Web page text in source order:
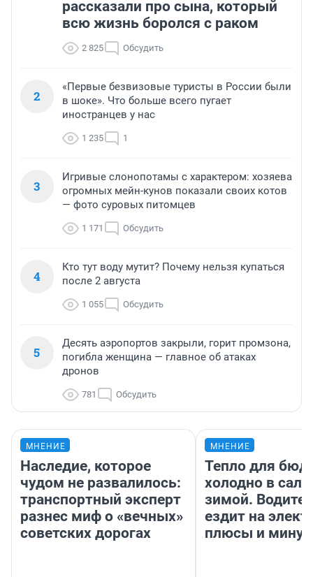
рассказали про сына, который
всю жизнь боролся с раком
2 825 Обсудить
2
«Первые безвизовые туристы в России были
в шоке». Что больше всего пугает
иностранцев у нас
1 235 1
3
Игривые слонопотамы с характером: хозяева
огромных мейн-кунов показали своих котов
— фото суровых питомцев
1 171 Обсудить
4
Кто тут воду мутит? Почему нельзя купаться
после 2 августа
1 055 Обсудить
5
Десять аэропортов закрыли, горит промзона,
погибла женщина — главное об атаках
дронов
781 Обсудить
МНЕНИЕ
Наследие, которое
чудом не развалилось:
транспортный эксперт
разнес миф о «вечных»
советских дорогах
МНЕНИЕ
Тепло для
холодно в
зимой.
ездит на
плюсы и